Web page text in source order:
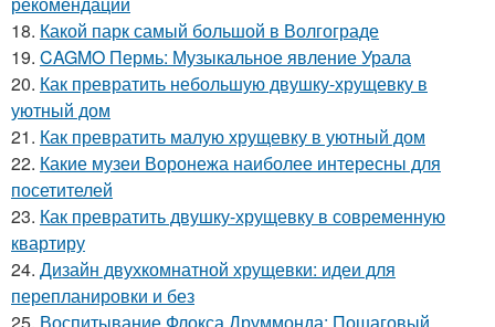
18. Какой парк самый большой в Волгограде
19. CAGMO Пермь: Музыкальное явление Урала
20. Как превратить небольшую двушку-хрущевку в
уютный дом
21. Как превратить малую хрущевку в уютный дом
22. Какие музеи Воронежа наиболее интересны для
посетителей
23. Как превратить двушку-хрущевку в современную
квартиру
24. Дизайн двухкомнатной хрущевки: идеи для
перепланировки и без